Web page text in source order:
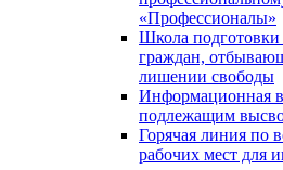
«Профессионалы»
Школа
граждан,
лишении свободы
Информационная
подлежащим
Горячая линия по
рабочих мест для